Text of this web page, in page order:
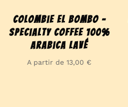
Colombie El Bombo –
Specialty coffee 100%
Arabica Lavé
A partir de13,00 €